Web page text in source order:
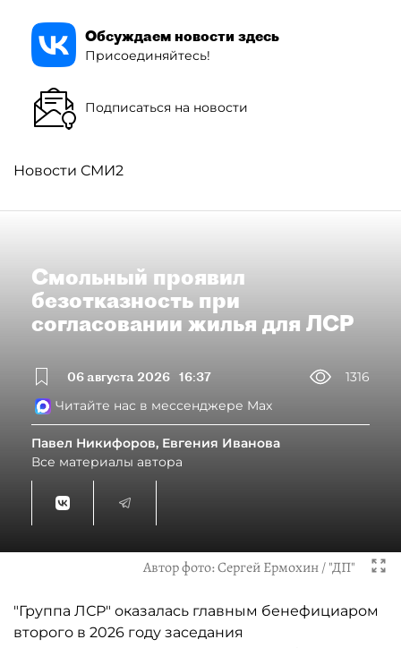
Обсуждаем новости здесь
Присоединяйтесь!
Подписаться на новости
Новости СМИ2
Смольный проявил
безотказность при
согласовании жилья для ЛСР
06 августа 2026 16:37
1316
Читайте нас в мессенджере Max
Павел Никифоров, Евгения Иванова
Все материалы автора
Автор фото:Сергей Ермохин / "ДП"
"Группа ЛСР" оказалась главным бенефициаром
второго в 2026 году заседания